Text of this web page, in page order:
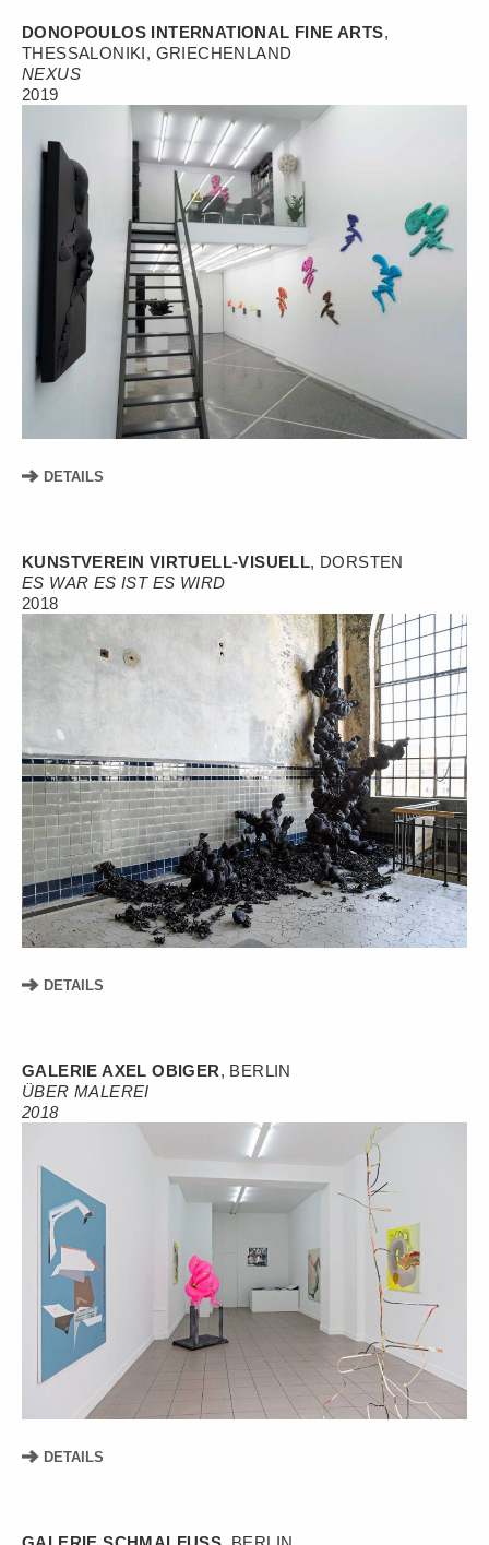
DONOPOULOS INTERNATIONAL FINE ARTS,
THESSALONIKI, GRIECHENLAND
NEXUS
2019
DETAILS
KUNSTVEREIN VIRTUELL-VISUELL, DORSTEN
ES WAR ES IST ES WIRD
2018
DETAILS
GALERIE AXEL OBIGER, BERLIN
ÜBER MALEREI
2018
DETAILS